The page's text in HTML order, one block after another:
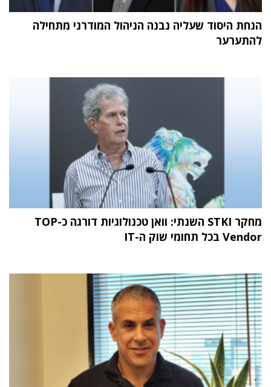
הנחת היסוד שעליה נבנה הניהול המודרני מתחילה
להתערער
מחקר STKI השנתי: וואן טכנולוגיות דורגה כ-TOP
Vendor בכל תחומי שוק ה-IT